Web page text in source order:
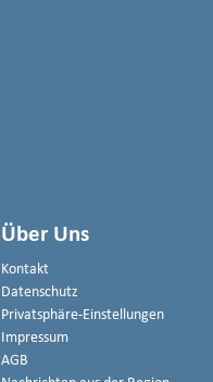
Über Uns
Kontakt
Datenschutz
Privatsphäre-Einstellungen
Impressum
AGB